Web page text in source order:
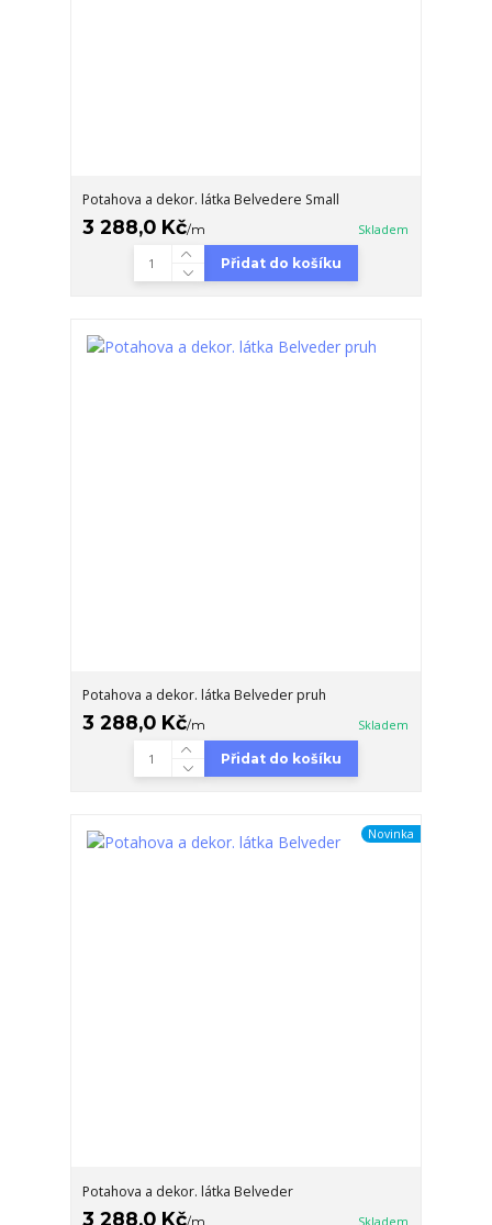
Potahova a dekor. látka Belvedere Small
3 288,0 Kč/m Skladem
Přidat do košíku
Potahova a dekor. látka Belveder pruh
3 288,0 Kč/m Skladem
Přidat do košíku
Novinka
Potahova a dekor. látka Belveder
3 288,0 Kč/m Skladem